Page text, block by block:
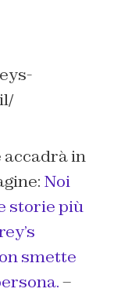
in
Noi
storie più
smette
–